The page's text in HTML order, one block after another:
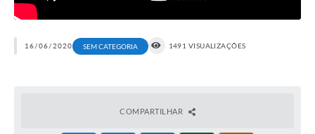
16/06/2020 SEM CATEGORIA 1491 VISUALIZAÇÕES
COMPARTILHAR